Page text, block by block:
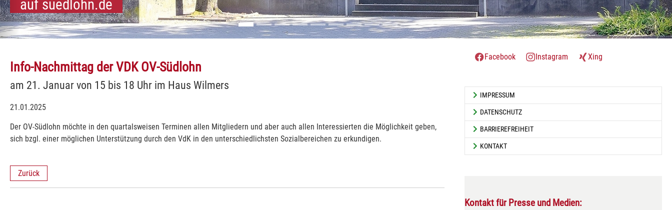
und Oeding:
und Oeding:
Südlohn und Oeding:
Südlohn und Oeding:
Südlohn und Oeding:
Südlohn und Oeding:
Südlohn und Oeding:
Südlohn und Oeding:
Südlohn und Oeding:
Südlohn und Oeding:
auf suedlohn.de
Info-Nachmittag der VDK OV-Südlohn
am 21. Januar von 15 bis 18 Uhr im Haus Wilmers
21.01.2025
Der OV-Südlohn möchte in den quartalsweisen Terminen allen Mitgliedern und aber auch allen Interessierten die Möglichkeit geben,
sich bzgl. einer möglichen Unterstützung durch den VdK in den unterschiedlichsten Sozialbereichen zu erkundigen.
Zurück
Facebook Instagram Xing
IMPRESSUM
DATENSCHUTZ
BARRIEREFREIHEIT
KONTAKT
Kontakt für Presse und Medien: